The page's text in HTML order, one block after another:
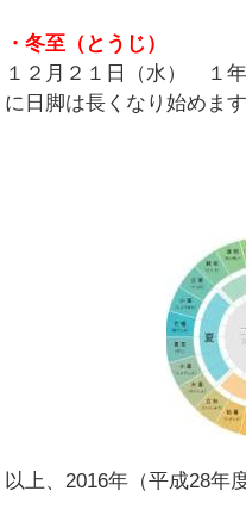
・冬至（とうじ）
１２月２１日（水） １
に日脚は長くなり始めま
以上、2016年（平成28年